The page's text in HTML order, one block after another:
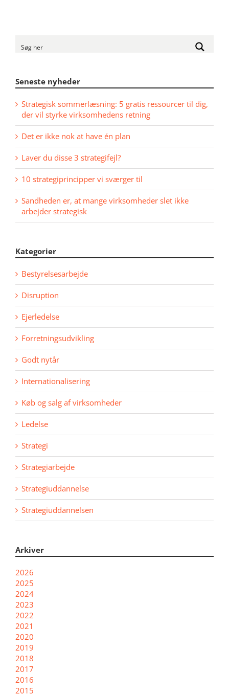
Seneste nyheder
Strategisk sommerlæsning: 5 gratis ressourcer til dig,
der vil styrke virksomhedens retning
Det er ikke nok at have én plan
Laver du disse 3 strategifejl?
10 strategiprincipper vi sværger til
Sandheden er, at mange virksomheder slet ikke
arbejder strategisk
Kategorier
Bestyrelsesarbejde
Disruption
Ejerledelse
Forretningsudvikling
Godt nytår
Internationalisering
Køb og salg af virksomheder
Ledelse
Strategi
Strategiarbejde
Strategiuddannelse
Strategiuddannelsen
Arkiver
2026
2025
2024
2023
2022
2021
2020
2019
2018
2017
2016
2015